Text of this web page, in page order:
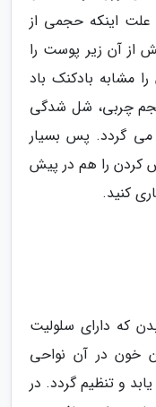
اینکه حجمی از
از آن زیر پوست را
مشابه بادکنک باد
چربی، شل شدگی
گردد. پس بسیار
کردن را هم در پیش
کنید.
که دارای سلولیت
خون در آن نواحی
و تنظیم گردد. در